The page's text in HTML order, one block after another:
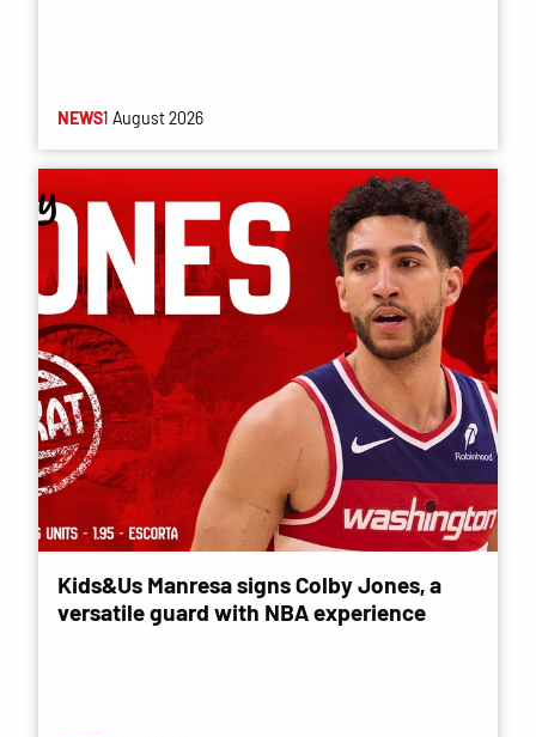
NEWS1 August 2026
Kids&Us Manresa signs Colby Jones, a
versatile guard with NBA experience